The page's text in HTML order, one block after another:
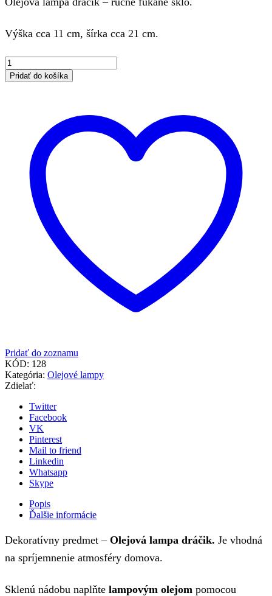
Výška cca 11 cm, šírka cca 21 cm.
množstvo
Dekoratívne
sklo
Pridať do košíka
Pridať do zoznamu
KÓD: 128
Kategória: Olejové lampy
Zdielať:
Twitter
Facebook
VK
Pinterest
Mail to friend
Linkedin
Whatsapp
Skype
Popis
Ďalšie informácie
Dekoratívny predmet – Olejová lampa dráčik. Je vhodná
na spríjemnenie atmosféry domova.
Sklenú nádobu naplňte lampovým olejom pomocou